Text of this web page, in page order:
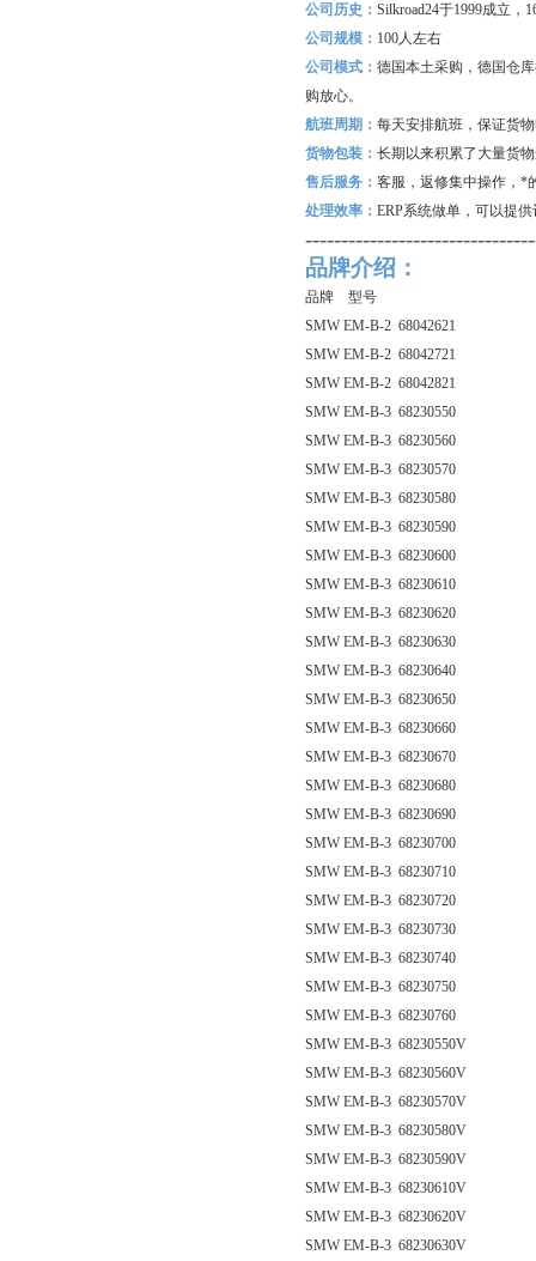
公司历史： Silkroad24于1999成立，
公司规模： 100人左右
公司模式： 德国本土采购，德国仓
购放心。
航班周期： 每天安排航班，保证货
货物包装： 长期以来积累了大量货
售后服务： 客服，返修集中操作，*
处理效率： ERP系统做单，可以提
品牌介绍：
品牌 型号
SMW EM-B-2 68042621
SMW EM-B-2 68042721
SMW EM-B-2 68042821
SMW EM-B-3 68230550
SMW EM-B-3 68230560
SMW EM-B-3 68230570
SMW EM-B-3 68230580
SMW EM-B-3 68230590
SMW EM-B-3 68230600
SMW EM-B-3 68230610
SMW EM-B-3 68230620
SMW EM-B-3 68230630
SMW EM-B-3 68230640
SMW EM-B-3 68230650
SMW EM-B-3 68230660
SMW EM-B-3 68230670
SMW EM-B-3 68230680
SMW EM-B-3 68230690
SMW EM-B-3 68230700
SMW EM-B-3 68230710
SMW EM-B-3 68230720
SMW EM-B-3 68230730
SMW EM-B-3 68230740
SMW EM-B-3 68230750
SMW EM-B-3 68230760
SMW EM-B-3 68230550V
SMW EM-B-3 68230560V
SMW EM-B-3 68230570V
SMW EM-B-3 68230580V
SMW EM-B-3 68230590V
SMW EM-B-3 68230610V
SMW EM-B-3 68230620V
SMW EM-B-3 68230630V